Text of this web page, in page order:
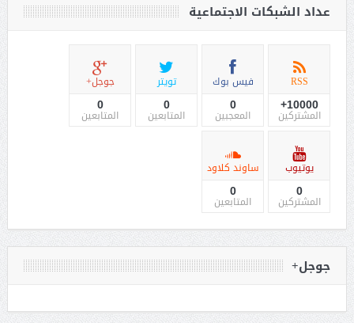
عداد الشبكات الاجتماعية
RSS
10000+
المشتركين
فيس بوك
0
المعجبين
تويتر
0
المتابعين
جوجل+
0
المتابعين
يوتيوب
0
المشتركين
ساوند كلاود
0
المتابعين
جوجل+